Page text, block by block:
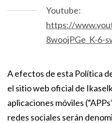
Youtube:
https://
8woojPGe_K-6-
A efectos de esta Política
el sitio web oficial de
aplicaciones móviles
redes sociales serán